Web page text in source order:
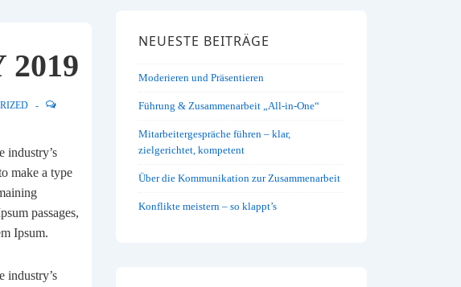
industry’s
make a type
passages,
Ipsum.
industry’s
NEUESTE BEITRÄGE
Moderieren und Präsentieren
Führung & Zusammenarbeit „All-in-One“
Mitarbeitergespräche führen – klar,
zielgerichtet, kompetent
Über die Kommunikation zur Zusammenarbeit
Konflikte meistern – so klappt’s